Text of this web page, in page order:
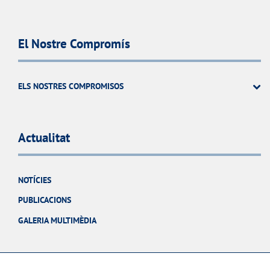
El Nostre Compromís
ELS NOSTRES COMPROMISOS
Actualitat
NOTÍCIES
PUBLICACIONS
GALERIA MULTIMÈDIA